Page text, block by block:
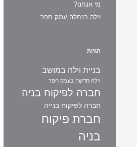
מי אנחנו?
וילה בנחלה עמק חפר
תגיות
בניית וילה במושב
וילה חדשה בעמק חפר
חברה לפיקוח בניה
חברה לפיקוח בנייה
חברת פיקוח
בניה